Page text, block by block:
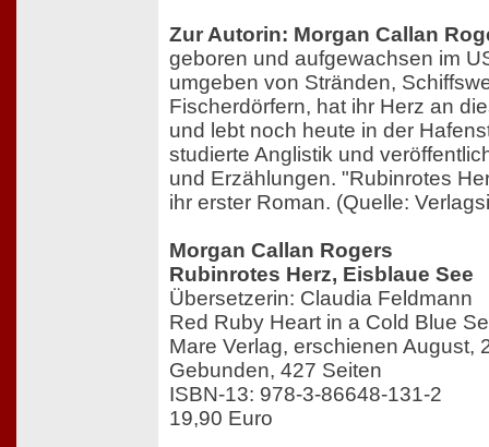
Zur Autorin: Morgan Callan
geboren und aufgewachsen im
umgeben von Stränden,
Fischerdörfern, hat ihr Herz an
und lebt noch heute in der
studierte Anglistik und
und Erzählungen. "Rubinrotes
ihr erster Roman. (Quelle:
Morgan Callan Rogers
Rubinrotes Herz, Eisblaue See
Übersetzerin: Claudia Feldmann
Red Ruby Heart in a Cold Blue
Mare Verlag, erschienen August,
Gebunden, 427 Seiten
ISBN-13: 978-3-86648-131-2
19,90 Euro